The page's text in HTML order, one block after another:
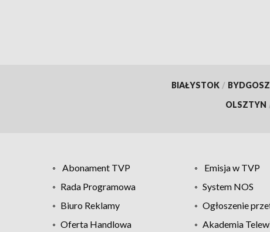
BIAŁYSTOK /
OLSZTYN
Abonament TVP Emisja w TVP
Rada Programowa
System NOS
Biuro Reklamy
Ogłoszenie
Oferta Handlowa
Akademia